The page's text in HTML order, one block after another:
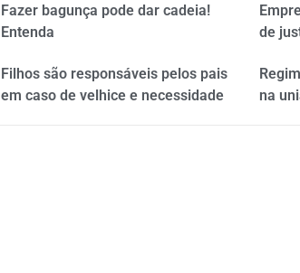
Fazer bagunça pode dar cadeia!
Entenda
de
Filhos são responsáveis pelos pais
em caso de velhice e necessidade
na